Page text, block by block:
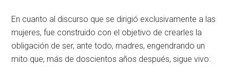
En cuanto al discurso que se dirigió exclusivamente a las
mujeres, fue construido con el objetivo de crearles la
obligación de ser, ante todo, madres, engendrando un
mito que, más de doscientos años después, sigue vivo: